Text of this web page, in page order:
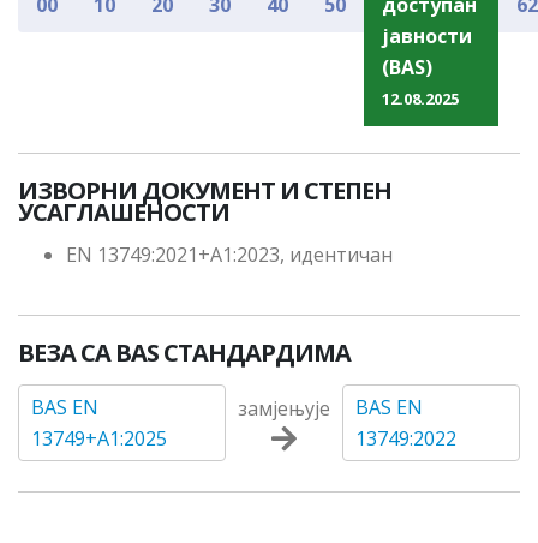
јавности
(BAS)
12.08.2025
ИЗВОРНИ ДОКУМЕНТ И СТЕПЕН
УСАГЛАШЕНОСТИ
EN 13749:2021+A1:2023, идентичан
ВЕЗА СА BAS СТАНДАРДИМА
BAS EN
13749+A1:2025
замјењује
BAS EN
13749:2022